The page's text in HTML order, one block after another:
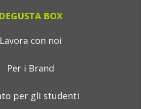
DEGUSTA BOX
Lavora con noi
Per i Brand
per gli studenti